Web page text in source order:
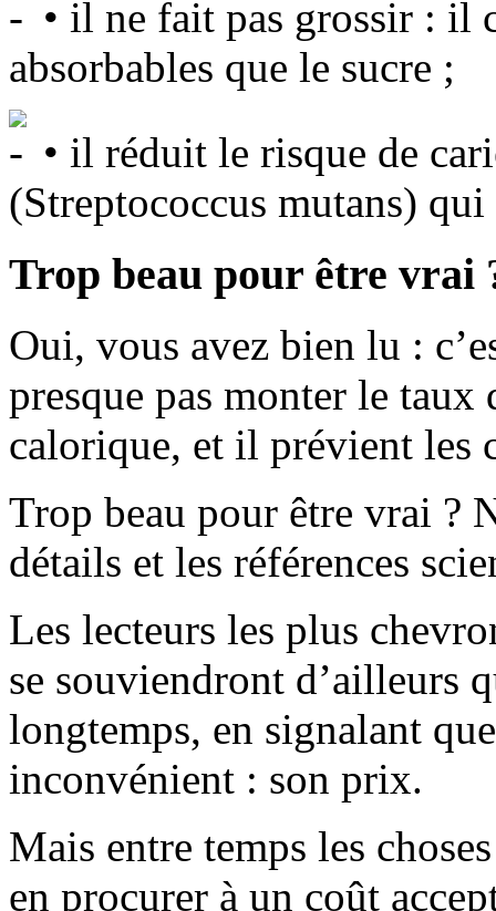
• il ne fait pas grossir : il
absorbables que le sucre ;
• il réduit le risque de
(Streptococcus mutans)
Trop beau pour être vrai
Oui, vous avez bien lu :
presque pas monter le taux
calorique, et il prévient les
Trop beau pour être vrai ?
détails et les références
Les lecteurs les plus
se souviendront d’ailleurs
longtemps, en signalant
inconvénient : son prix.
Mais entre temps les
en procurer à un coût